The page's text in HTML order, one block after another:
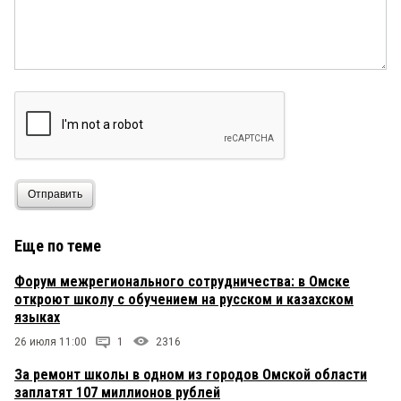
Отправить
Еще по теме
Форум межрегионального сотрудничества: в Омске
откроют школу с обучением на русском и казахском
языках
26 июля 11:00 1 2316
За ремонт школы в одном из городов Омской области
заплатят 107 миллионов рублей